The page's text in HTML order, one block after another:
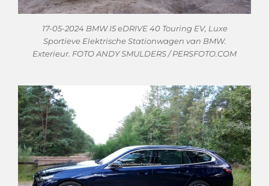
17-05-2024 BMW I5 eDRIVE 40 Touring EV, Luxe
Sportieve Elektrische Stationwagen van BMW.
Exterieur. FOTO ANDY SMULDERS / PERSFOTO.COM